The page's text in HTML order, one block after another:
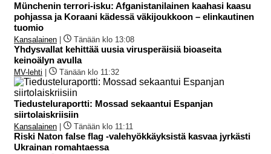
Münchenin terrori-isku: Afganistanilainen kaahasi kaasu
pohjassa ja Koraani kädessä väkijoukkoon – elinkautinen
tuomio
Kansalainen Tänään klo 13:08
Yhdysvallat kehittää uusia virusperäisiä bioaseita
keinoälyn avulla
MV-lehti Tänään klo 11:32
Tiedusteluraportti: Mossad sekaantui Espanjan
siirtolaiskriisiin
Kansalainen Tänään klo 11:11
Riski Naton false flag -valehyökkäyksistä kasvaa jyrkästi
Ukrainan romahtaessa